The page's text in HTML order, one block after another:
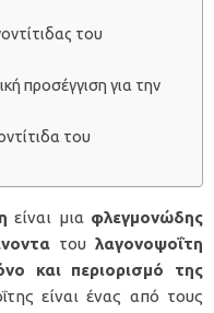
του
προσέγγιση για την
του
είναι μια φλεγμονώδης
τουλαγονοψοΐτη
και περιορισμό της
είναι ένας από τους